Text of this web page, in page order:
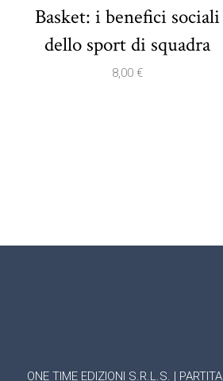
Basket: i benefici sociali
dello sport di squadra
8,00€
ONE TIME EDIZIONI S.R.L.S. | PARTITA